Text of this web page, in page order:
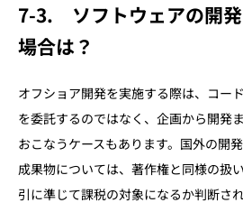
7-3. ソフトウェアの開
場合は？
オフショア開発を実施する際は、コー
を委託するのではなく、企画から開発
おこなうケースもあります。国外の開
成果物については、著作権と同様の扱
引に準じて課税の対象になるか判断され